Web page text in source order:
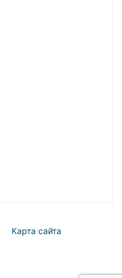
Карта сайта